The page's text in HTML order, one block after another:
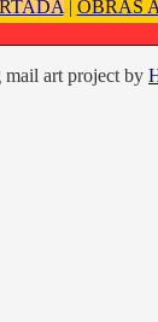
| OBRAS
mail art project by